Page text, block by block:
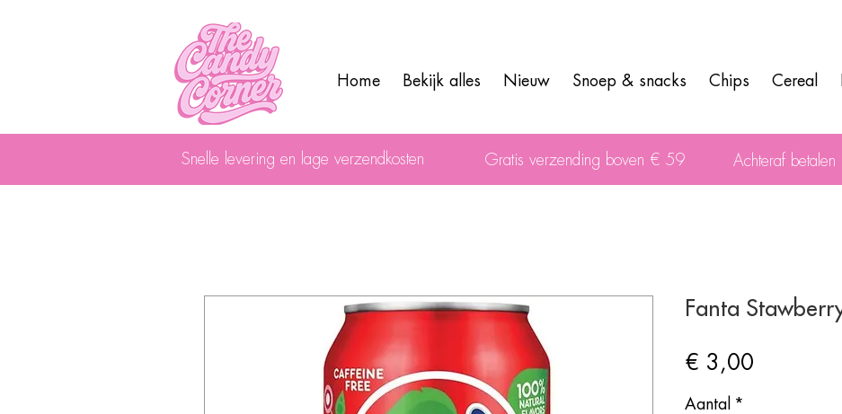
Home Bekijk alles Nieuw Snoep & snacks Chips Cereal
Snelle levering en lage verzendkosten Gratis verzending boven € 59 Achteraf betalen
Fanta
€ 3,00
Aantal *